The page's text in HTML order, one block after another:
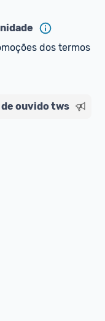
dos termos
ouvido tws